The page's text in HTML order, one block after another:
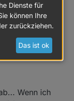
her? Das
der
dass ich
direkt
Wenn ich
Dienste für
können Ihre
zurückziehen.
Das ist ok